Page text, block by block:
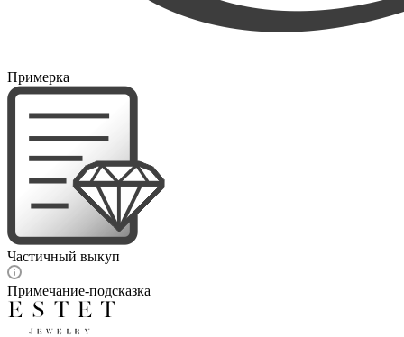
Примерка
Частичный выкуп
Примечание-подсказка